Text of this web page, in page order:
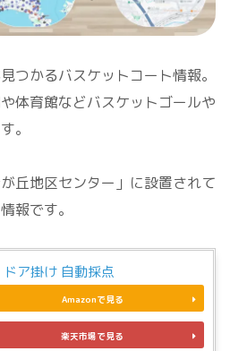
つかるバスケットコート情報。
体育館などバスケットゴールや
。
丘地区センター」に設置されて
報です。
ア掛け 自動採点
Amazonで見る
楽天市場で見る